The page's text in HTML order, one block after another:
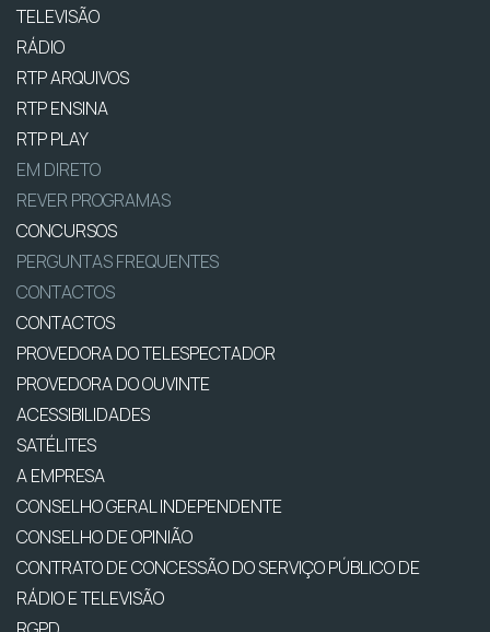
TELEVISÃO
RÁDIO
RTP ARQUIVOS
RTP ENSINA
RTP PLAY
EM DIRETO
REVER PROGRAMAS
CONCURSOS
PERGUNTAS FREQUENTES
CONTACTOS
CONTACTOS
PROVEDORA DO TELESPECTADOR
PROVEDORA DO OUVINTE
ACESSIBILIDADES
SATÉLITES
A EMPRESA
CONSELHO GERAL INDEPENDENTE
CONSELHO DE OPINIÃO
CONTRATO DE CONCESSÃO DO SERVIÇO PÚBLICO DE
RÁDIO E TELEVISÃO